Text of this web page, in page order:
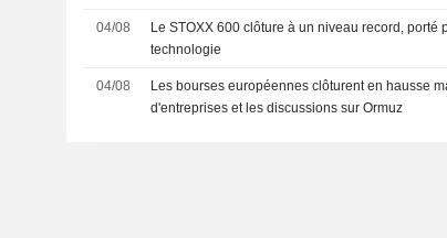
04/08
Le STOXX 600 clôture à un niveau record, porté
technologie
04/08
Les bourses européennes clôturent en hausse
d'entreprises et les discussions sur Ormuz